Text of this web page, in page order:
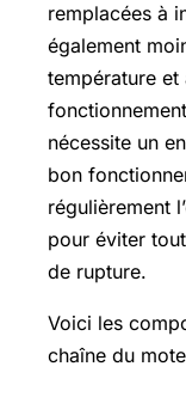
remplacées à
également
température
nécessite un
bon
régulièrement
pour éviter
de rupture.
Voici les
chaîne du